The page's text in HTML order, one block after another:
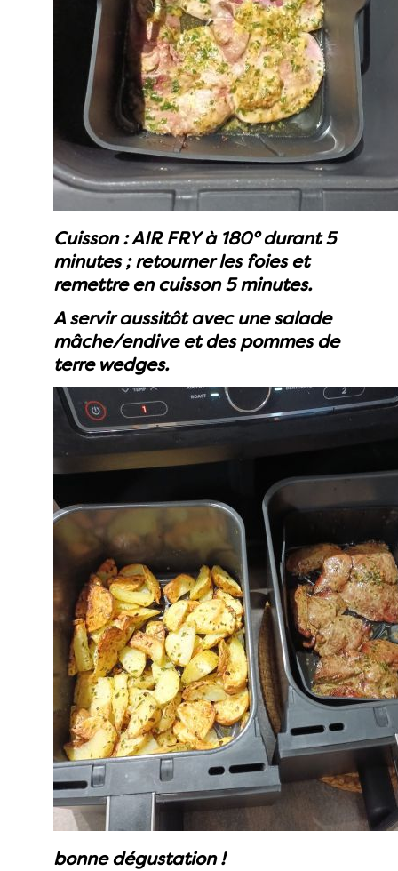
Cuisson : AIR FRY à 180° durant 5
minutes ; retourner les foies et
remettre en cuisson 5 minutes.
A servir aussitôt avec une salade
mâche/endive et des pommes de
terre wedges.
bonne dégustation !